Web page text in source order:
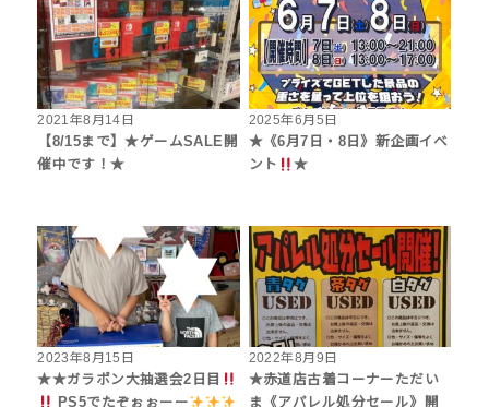
2021年8月14日
【8/15まで】★ゲームSALE開
催中です！★
2025年6月5日
★《6月7日・8日》新企画イベ
ント
★
2023年8月15日
★★ガラポン大抽選会2日目
PS5でたぞぉぉーー
2022年8月9日
★赤道店古着コーナーただい
ま《アパレル処分セール》開